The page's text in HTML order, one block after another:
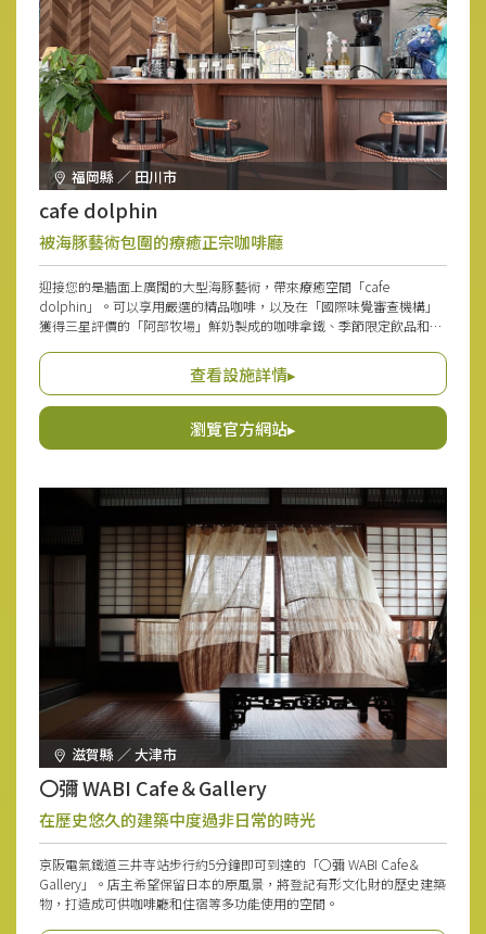
福岡縣 ／ 田川市
cafe dolphin
被海豚藝術包圍的療癒正宗咖啡廳
迎接您的是牆面上廣闊的大型海豚藝術，帶來療癒空間「cafe
dolphin」。可以享用嚴選的精品咖啡，以及在「國際味覺審查機構」
獲得三星評價的「阿部牧場」鮮奶製成的咖啡拿鐵、季節限定飲品和手
選並自家烘焙的咖啡，讓您每次造訪都能遇見新滋味。老闆與工作人員
溫暖的人格魅力，使這裡不僅適合與朋友交談，也很適合在吧台個人悠
閒度過時光。
查看設施詳情▸
瀏覽官方網站▸
滋賀縣 ／ 大津市
〇彌 WABI Cafe＆Gallery
在歷史悠久的建築中度過非日常的時光
京阪電氣鐵道三井寺站步行約5分鐘即可到達的「〇彌 WABI Cafe＆
Gallery」。店主希望保留日本的原風景，將登記有形文化財的歷史建築
物，打造成可供咖啡廳和住宿等多功能使用的空間。